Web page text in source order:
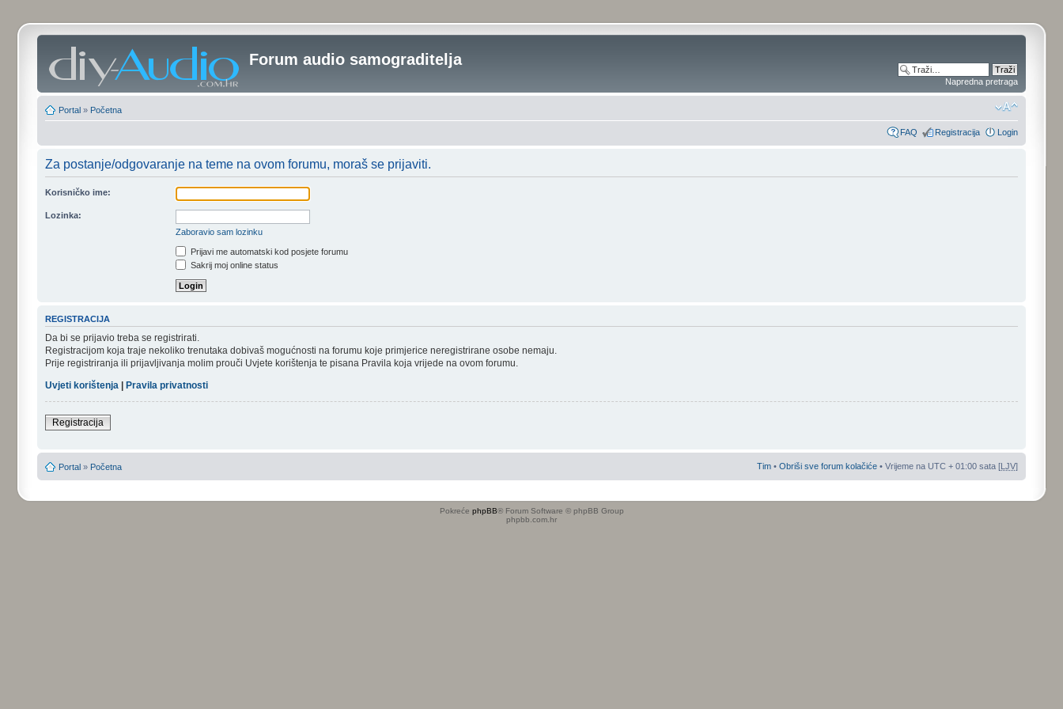
Forum audio samograditelja
Napredna pretraga
Portal » Početna
FAQ Registracija Login
Za postanje/odgovaranje na teme na ovom forumu, moraš se prijaviti.
Korisničko ime:
Lozinka:
Zaboravio sam lozinku
Prijavi me automatski kod posjete forumu
Sakrij moj online status
REGISTRACIJA
Da bi se prijavio treba se registrirati.
Registracijom koja traje nekoliko trenutaka dobivaš mogućnosti na forumu koje primjerice neregistrirane osobe nemaju.
Prije registriranja ili prijavljivanja molim prouči Uvjete korištenja te pisana Pravila koja vrijede na ovom forumu.
Uvjeti korištenja |Pravila privatnosti
Registracija
Portal » Početna Tim• Obriši sve forum kolačiće• Vrijeme na UTC + 01:00 sata [LJV]
Pokreće phpBB® Forum Software © phpBB Group
phpbb.com.hr